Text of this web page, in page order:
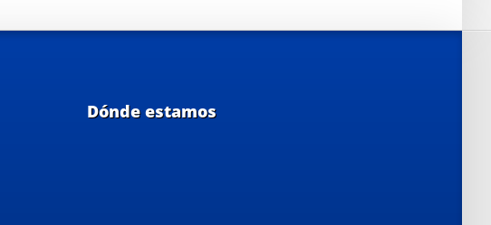
Dónde estamos